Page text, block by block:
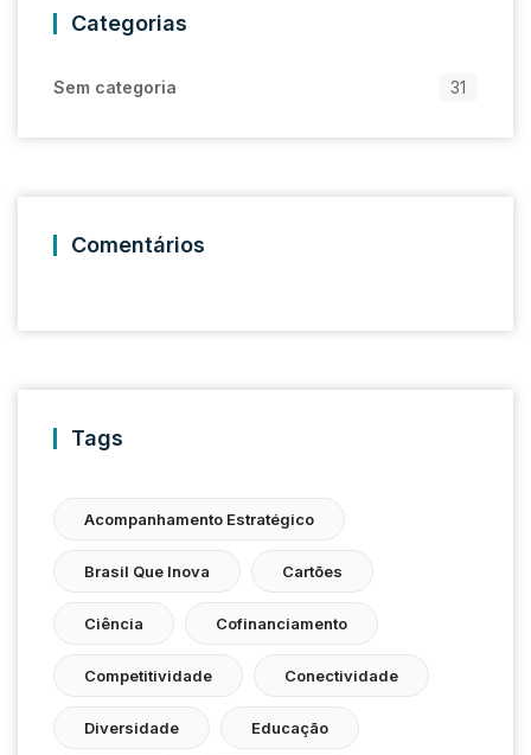
Categorias
Sem categoria 31
Comentários
Tags
Acompanhamento Estratégico
Brasil Que Inova Cartões
Ciência Cofinanciamento
Competitividade Conectividade
Diversidade Educação